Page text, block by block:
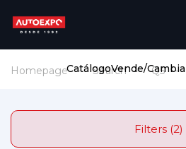
CatálogoVende/Cambia
Homepage Search Q5
Filters (2)